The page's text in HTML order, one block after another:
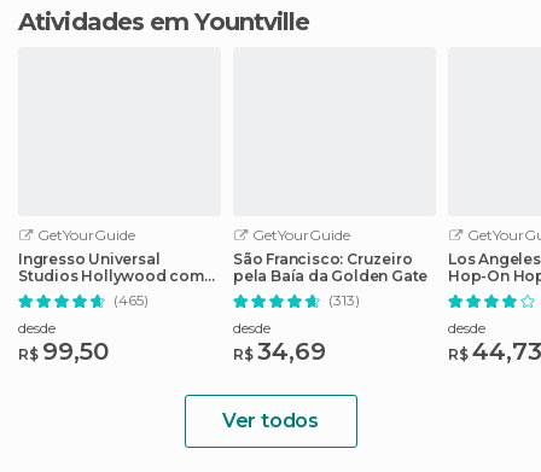
Atividades em Yountville
GetYourGuide
Ingresso Universal
Studios Hollywood com
Cancelamento Fácil
(465)
desde
R$ 99,50
GetYourGuide
São Francisco: Cruzeiro
pela Baía da Golden Gate
(313)
desde
R$ 34,69
Los
Hop-On
guia de
desde
R$ 44,73
Ver todos